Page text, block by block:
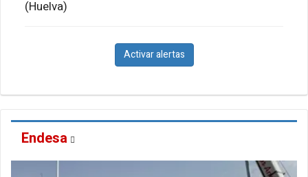
(Huelva)
Activar alertas
Endesa